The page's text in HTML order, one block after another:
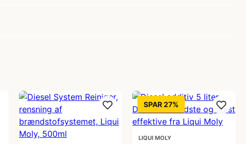
SPAR 27%
LIQUI MOLY